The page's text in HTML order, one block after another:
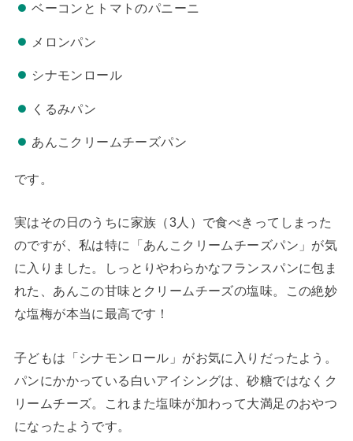
ベーコンとトマトのパニーニ
メロンパン
シナモンロール
くるみパン
あんこクリームチーズパン
です。
実はその日のうちに家族（3人）で食べきってしまった
のですが、私は特に「あんこクリームチーズパン」が気
に入りました。しっとりやわらかなフランスパンに包ま
れた、あんこの甘味とクリームチーズの塩味。この絶妙
な塩梅が本当に最高です！
子どもは「シナモンロール」がお気に入りだったよう。
パンにかかっている白いアイシングは、砂糖ではなくク
リームチーズ。これまた塩味が加わって大満足のおやつ
になったようです。